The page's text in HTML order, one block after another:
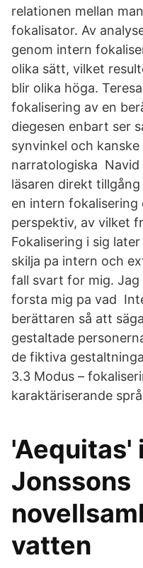
relationen mellan
fokalisator. Av
genom intern
olika sätt, vilket
blir olika höga.
fokalisering av en
diegesen enbart ser
synvinkel och
narratologiska
läsaren direkt
en intern fokalisering
perspektiv, av vilket
Fokalisering i sig
skilja pa intern och
fall svart for mig.
forsta mig pa vad
berättaren så att
gestaltade
de fiktiva
3.3 Modus –
karaktäriserande
'Aequitas'
Jonssons
vatten